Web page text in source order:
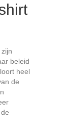
beleid
heel
de